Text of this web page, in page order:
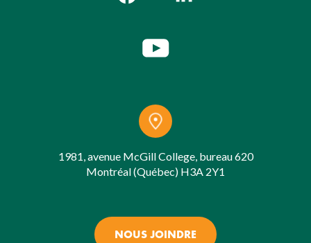
1981, avenue McGill College, bureau 620
Montréal (Québec) H3A 2Y1
NOUS JOINDRE